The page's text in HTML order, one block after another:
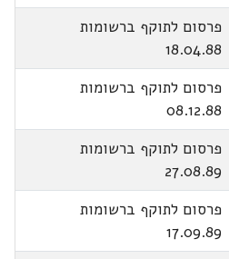
פרסום לתוקף ברשומות
18.04.88
פרסום לתוקף ברשומות
08.12.88
פרסום לתוקף ברשומות
27.08.89
פרסום לתוקף ברשומות
17.09.89